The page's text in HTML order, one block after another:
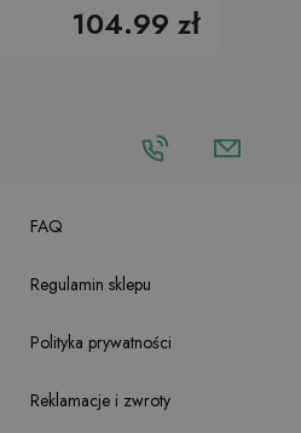
104.99 zł
FAQ
Regulamin sklepu
Polityka prywatności
Reklamacje i zwroty